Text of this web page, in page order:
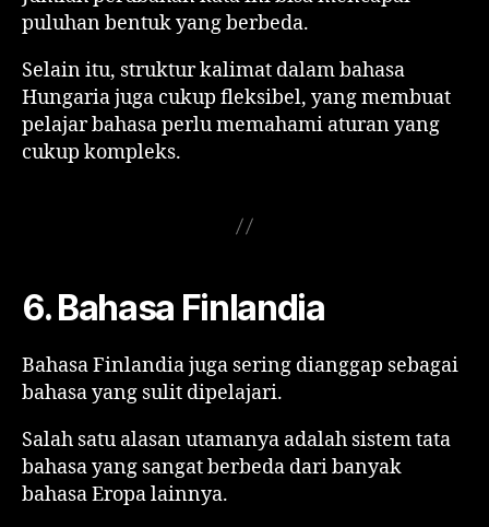
puluhan bentuk yang berbeda.
Selain itu, struktur kalimat dalam bahasa
Hungaria juga cukup fleksibel, yang membuat
pelajar bahasa perlu memahami aturan yang
cukup kompleks.
6. Bahasa Finlandia
Bahasa Finlandia juga sering dianggap sebagai
bahasa yang sulit dipelajari.
Salah satu alasan utamanya adalah sistem tata
bahasa yang sangat berbeda dari banyak
bahasa Eropa lainnya.